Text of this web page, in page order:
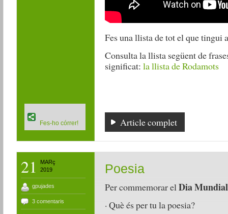
Fes una llista de tot el que tingui
Consulta la llista següent de
significat: la llista de Rodamots
Article complet
Fes-ho córrer!
21
MARç
2019
gpujades
3 comentaris
Poesia
Per commemorar elDia Mundial
· Què és per tu la poesia?